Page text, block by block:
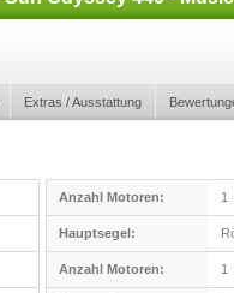
Extras / Ausstattung
Anzahl Motoren: 1
Hauptsegel:
Anzahl Motoren: 1